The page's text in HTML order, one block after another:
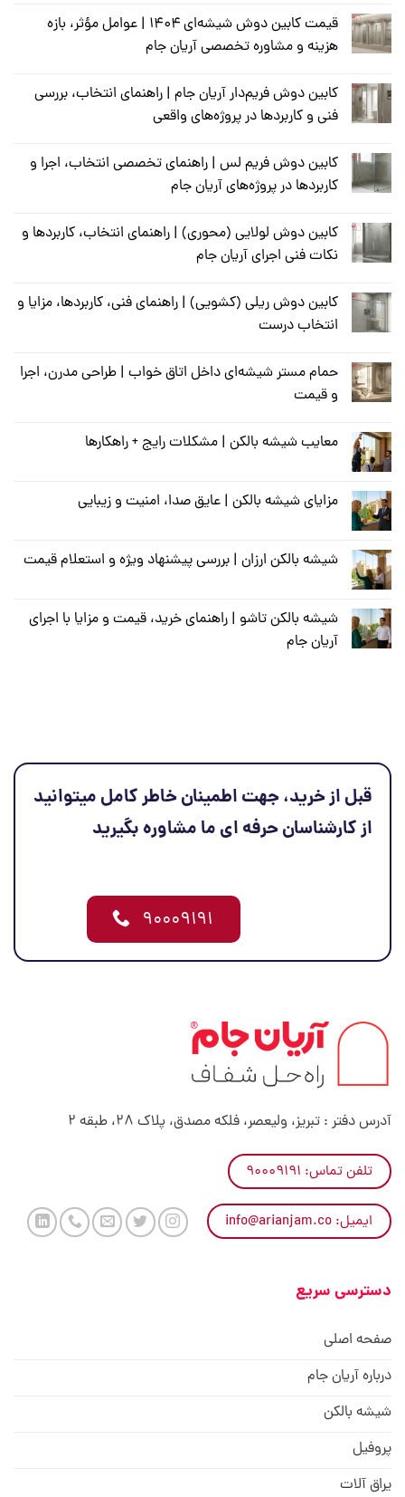
قیمت کابین دوش شیشه‌ای ۱۴۰۴ | عوامل مؤثر، بازه
هزینه و مشاوره تخصصی آریان جام
کابین دوش فریم‌دار آریان جام | راهنمای انتخاب، بررسی
فنی و کاربردها در پروژه‌های واقعی
کابین دوش فریم لس | راهنمای تخصصی انتخاب، اجرا و
کاربردها در پروژه‌های آریان جام
کابین دوش لولایی (محوری) | راهنمای انتخاب، کاربردها و
نکات فنی اجرای آریان جام
کابین دوش ریلی (کشویی) | راهنمای فنی، کاربردها، مزایا و
انتخاب درست
حمام مستر شیشه‌ای داخل اتاق خواب | طراحی مدرن، اجرا
و قیمت
معایب شیشه بالکن | مشکلات رایج + راهکارها
مزایای شیشه بالکن | عایق صدا، امنیت و زیبایی
شیشه بالکن ارزان | بررسی پیشنهاد ویژه و استعلام قیمت
شیشه بالکن تاشو | راهنمای خرید، قیمت و مزایا با اجرای
آریان جام
قبل از خرید، جهت اطمینان خاطر کامل میتوانید
از کارشناسان حرفه ای ما مشاوره بگیرید
۹۰۰۰۹۱۹۱
آدرس دفتر : تبریز، ولیعصر، فلکه مصدق، پلاک 28، طبقه 2
تلفن تماس: ۹۰۰۰۹۱۹۱
ایمیل: info@arianjam.co
دسترسی سریع
صفحه اصلی
درباره آریان جام
شیشه بالکن
پروفیل
یراق آلات